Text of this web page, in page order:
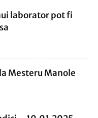
laborator pot fi
Mesteru Manole